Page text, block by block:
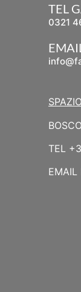
TEL
0321
TEL
EMAIL